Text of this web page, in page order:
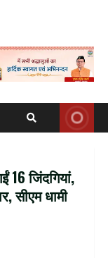
16 जिंदगियां,
सीएम धामी